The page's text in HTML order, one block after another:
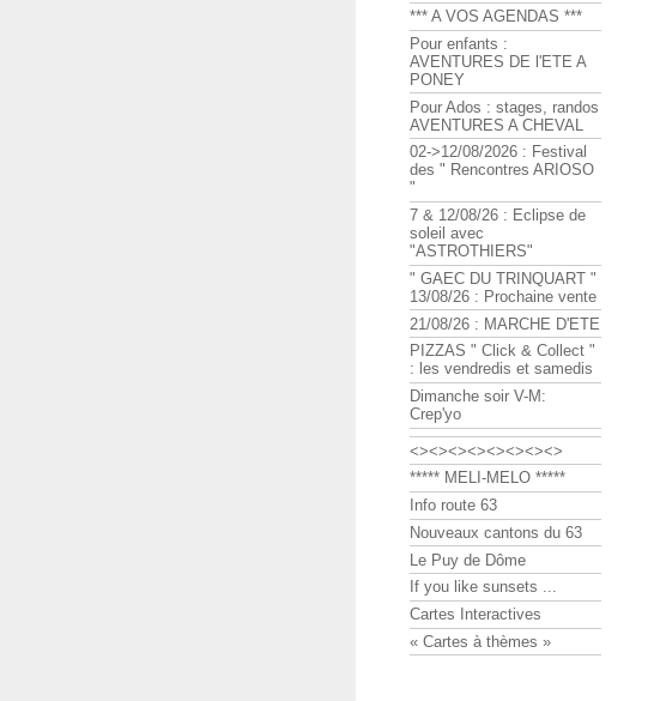
*** A VOS AGENDAS ***
Pour enfants :
AVENTURES DE l'ETE A
PONEY
Pour Ados : stages, randos
AVENTURES A CHEVAL
02->12/08/2026 : Festival
des " Rencontres ARIOSO
"
7 & 12/08/26 : Eclipse de
soleil avec
"ASTROTHIERS"
" GAEC DU TRINQUART "
13/08/26 : Prochaine vente
21/08/26 : MARCHE D'ETE
PIZZAS " Click & Collect "
: les vendredis et samedis
Dimanche soir V-M:
Crep'yo
<><><><><><><><>
***** MELI-MELO *****
Info route 63
Nouveaux cantons du 63
Le Puy de Dôme
If you like sunsets ...
Cartes Interactives
« Cartes à thèmes »